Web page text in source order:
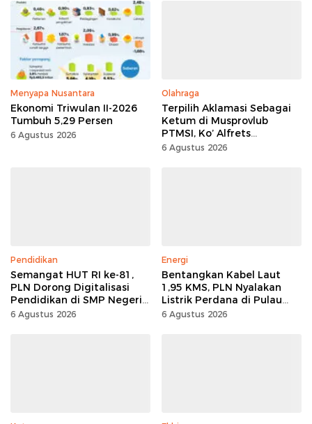
Menyapa Nusantara
Ekonomi Triwulan II-2026
Tumbuh 5,29 Persen
6 Agustus 2026
Olahraga
Terpilih Aklamasi Sebagai
Ketum di Musprovlub
PTMSI, Ko’ Alfrets
Rumawas Siap Gairahkan
6 Agustus 2026
Pendidikan
Semangat HUT RI ke-81,
PLN Dorong Digitalisasi
Pendidikan di SMP Negeri
1 Palu Lewat Program TJSL
6 Agustus 2026
Energi
Bentangkan Kabel Laut
1,95 KMS, PLN Nyalakan
Listrik Perdana di Pulau
Dudepo, Desa Berlistrik di
6 Agustus 2026